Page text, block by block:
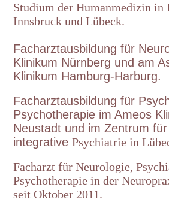
Studium der Humanmedizin in
Innsbruck und Lübeck.
Facharztausbildung für
Klinikum Nürnberg und am
Klinikum Hamburg-Harburg.
Facharztausbildung für
Psychotherapie im Ameos
Neustadt und im Zentrum für
integrativePsychiatrie in
Facharzt für Neurologie,
Psychotherapie in der
seit Oktober 2011.